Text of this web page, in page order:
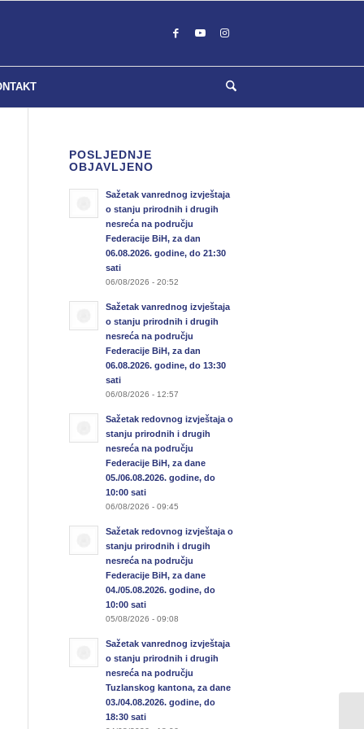
POSLJEDNJE
OBJAVLJENO
Sažetak vanrednog izvještaja
o stanju prirodnih i drugih
nesreća na području
Federacije BiH, za dan
06.08.2026. godine, do 21:30
sati
06/08/2026 - 20:52
Sažetak vanrednog izvještaja
o stanju prirodnih i drugih
nesreća na području
Federacije BiH, za dan
06.08.2026. godine, do 13:30
sati
06/08/2026 - 12:57
Sažetak redovnog izvještaja o
stanju prirodnih i drugih
nesreća na području
Federacije BiH, za dane
05./06.08.2026. godine, do
10:00 sati
06/08/2026 - 09:45
Sažetak redovnog izvještaja o
stanju prirodnih i drugih
nesreća na području
Federacije BiH, za dane
04./05.08.2026. godine, do
10:00 sati
05/08/2026 - 09:08
Sažetak vanrednog izvještaja
o stanju prirodnih i drugih
nesreća na području
Tuzlanskog kantona, za dane
03./04.08.2026. godine, do
18:30 sati